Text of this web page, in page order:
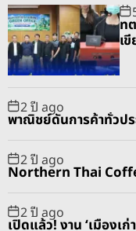
u
l
a
r
e
n
ท
เ
2 ปี ago
พาณิชย์ดันการค้าทั่วปร
2 ปี ago
Northern Thai
2 ปี ago
เปิดแล้ว! งาน ‘เมืองเ